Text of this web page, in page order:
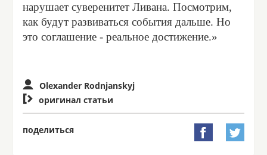
нарушает суверенитет Ливана. Посмотрим,
как будут развиваться события дальше. Но
это соглашение - реальное достижение.»
Olexander Rodnjanskyj
 оригинал статьи
поделиться  